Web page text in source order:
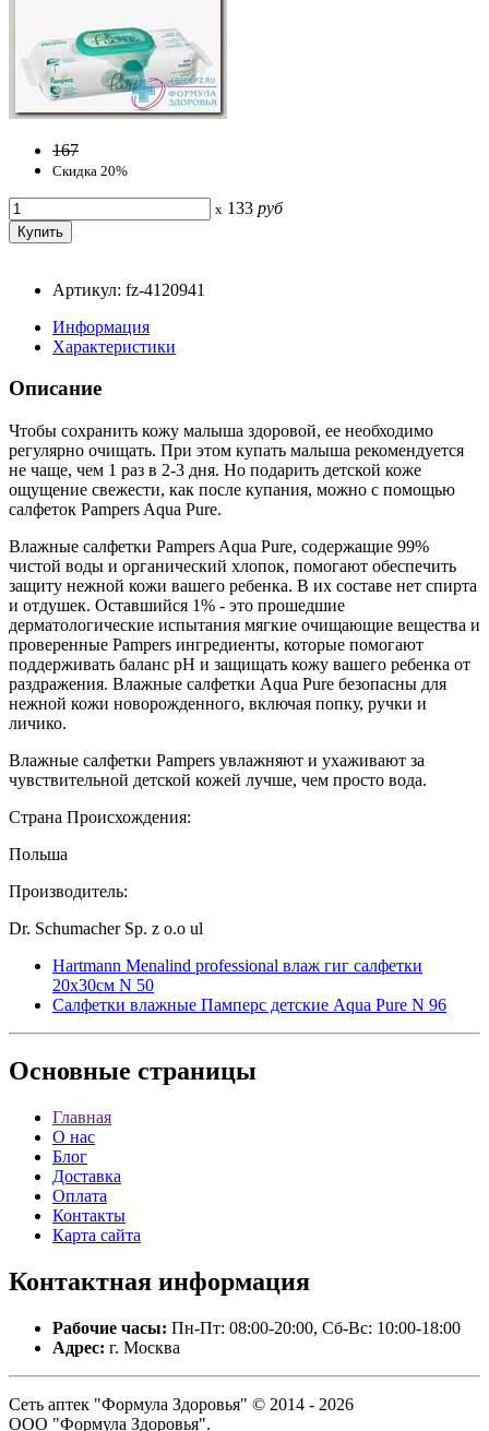
167
Скидка 20%
x 133 руб
Артикул: fz-4120941
Информация
Характеристики
Описание
Чтобы сохранить кожу малыша здоровой, ее необходимо
регулярно очищать. При этом купать малыша рекомендуется
не чаще, чем 1 раз в 2-3 дня. Но подарить детской коже
ощущение свежести, как после купания, можно с помощью
салфеток Pampers Aqua Pure.
Влажные салфетки Pampers Aqua Pure, содержащие 99%
чистой воды и органический хлопок, помогают обеспечить
защиту нежной кожи вашего ребенка. В их составе нет спирта
и отдушек. Оставшийся 1% - это прошедшие
дерматологические испытания мягкие очищающие вещества и
проверенные Pampers ингредиенты, которые помогают
поддерживать баланс рН и защищать кожу вашего ребенка от
раздражения. Влажные салфетки Aqua Pure безопасны для
нежной кожи новорожденного, включая попку, ручки и
личико.
Влажные салфетки Pampers увлажняют и ухаживают за
чувствительной детской кожей лучше, чем просто вода.
Страна Происхождения:
Польша
Производитель:
Dr. Schumacher Sp. z o.o ul
Hartmann Menalind professional влаж гиг салфетки
20х30см N 50
Салфетки влажные Памперс детские Aqua Pure N 96
Основные страницы
Главная
О нас
Блог
Доставка
Оплата
Контакты
Карта сайта
Контактная информация
Рабочие часы: Пн-Пт: 08:00-20:00, Сб-Вс: 10:00-18:00
Адрес: г. Москва
Сеть аптек "Формула Здоровья" © 2014 - 2026
ООО "Формула Здоровья".